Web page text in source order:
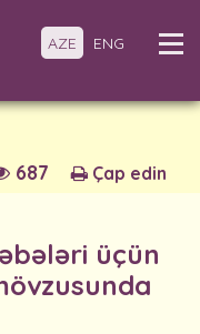
AZE ENG
Çap edin
687
üçün